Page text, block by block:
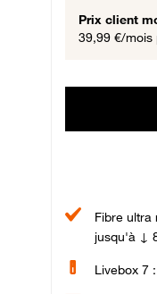
Prix client
39,99 €/mois
Fibre ultra
jusqu'à ↓
Livebox 7